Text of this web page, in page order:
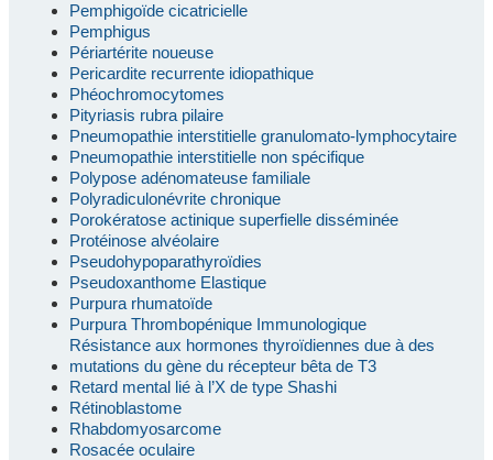
Pemphigoïde cicatricielle
Pemphigus
Périartérite noueuse
Pericardite recurrente idiopathique
Phéochromocytomes
Pityriasis rubra pilaire
Pneumopathie interstitielle granulomato-lymphocytaire
Pneumopathie interstitielle non spécifique
Polypose adénomateuse familiale
Polyradiculonévrite chronique
Porokératose actinique superfielle disséminée
Protéinose alvéolaire
Pseudohypoparathyroïdies
Pseudoxanthome Elastique
Purpura rhumatoïde
Purpura Thrombopénique Immunologique
Résistance aux hormones thyroïdiennes due à des
mutations du gène du récepteur bêta de T3
Retard mental lié à l’X de type Shashi
Rétinoblastome
Rhabdomyosarcome
Rosacée oculaire